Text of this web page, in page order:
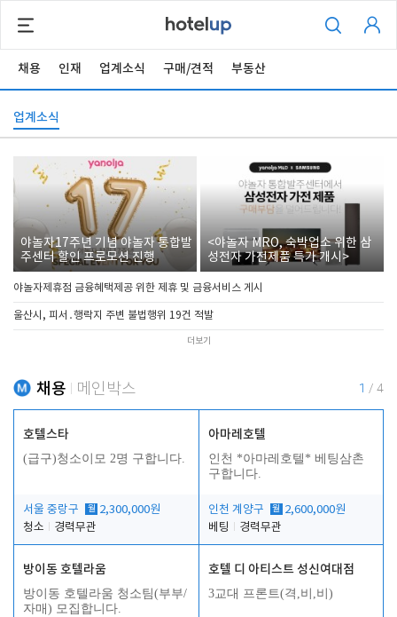
채용 인재 업계소식 구매/견적 부동산
업계소식
야놀자17주년 기념 야놀자 통합발
주센터 할인 프로모션 진행
<야놀자 MRO, 숙박업소 위한 삼
성전자 가전제품 특가 개시>
야놀자제휴점 금융혜택제공 위한 제휴 및 금융서비스 게시
울산시, 피서․행락지 주변 불법행위 19건 적발
더보기
채용 메인박스 1 / 4
호텔스타
(급구)청소이모 2명 구합니다.
서울 중랑구 월 2,300,000원
청소
경력무관
아마레호텔
인천 *아마레호텔* 베팅삼촌
구합니다.
인천 계양구 월 2,600,000원
베팅
경력무관
방이동 호텔라움
방이동 호텔라움 청소팀(부부/
자매) 모집합니다.
호텔 디 아티스트 성신여대점
3교대 프론트(격,비,비)